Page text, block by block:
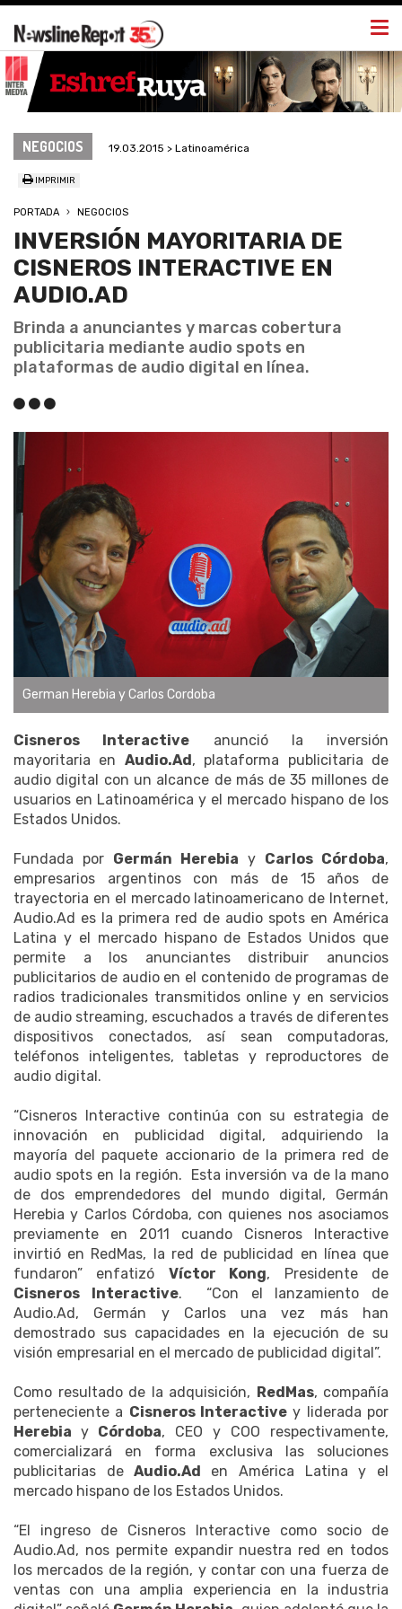
NEGOCIOS 19.03.2015 > Latinoamérica
IMPRIMIR
PORTADA NEGOCIOS
INVERSIÓN MAYORITARIA DE
CISNEROS INTERACTIVE EN
AUDIO.AD
Brinda a anunciantes y marcas cobertura
publicitaria mediante audio spots en
plataformas de audio digital en línea.
German Herebia y Carlos Cordoba
Cisneros Interactive anunció la inversión
mayoritaria en Audio.Ad, plataforma publicitaria de
audio digital con un alcance de más de 35 millones de
usuarios en Latinoamérica y el mercado hispano de los
Estados Unidos.
Fundada por Germán Herebia y Carlos Córdoba,
empresarios argentinos con más de 15 años de
trayectoria en el mercado latinoamericano de Internet,
Audio.Ad es la primera red de audio spots en América
Latina y el mercado hispano de Estados Unidos que
permite a los anunciantes distribuir anuncios
publicitarios de audio en el contenido de programas de
radios tradicionales transmitidos online y en servicios
de audio streaming, escuchados a través de diferentes
dispositivos conectados, así sean computadoras,
teléfonos inteligentes, tabletas y reproductores de
audio digital.
“Cisneros Interactive continúa con su estrategia de
innovación en publicidad digital, adquiriendo la
mayoría del paquete accionario de la primera red de
audio spots en la región. Esta inversión va de la mano
de dos emprendedores del mundo digital, Germán
Herebia y Carlos Córdoba, con quienes nos asociamos
previamente en 2011 cuando Cisneros Interactive
invirtió en RedMas, la red de publicidad en línea que
fundaron” enfatizó Víctor Kong, Presidente de
Cisneros Interactive. “Con el lanzamiento de
Audio.Ad, Germán y Carlos una vez más han
demostrado sus capacidades en la ejecución de su
visión empresarial en el mercado de publicidad digital”.
Como resultado de la adquisición, RedMas, compañía
perteneciente a Cisneros Interactive y liderada por
Herebia y Córdoba, CEO y COO respectivamente,
comercializará en forma exclusiva las soluciones
publicitarias deAudio.Ad en América Latina y el
mercado hispano de los Estados Unidos.
“El ingreso de Cisneros Interactive como socio de
Audio.Ad, nos permite expandir nuestra red en todos
los mercados de la región, y contar con una fuerza de
ventas con una amplia experiencia en la industria